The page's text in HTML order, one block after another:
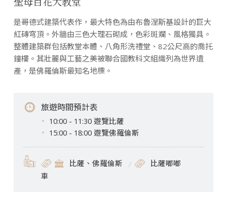
聖母百花大教堂
是哥德式建築代表作，最大特色為由布魯涅斯基設計的巨大
紅磚穹頂。外牆由三色大理石砌成，色彩斑斕、風格獨具。
整體建築群包括教堂本體、八角形洗禮堂、82公尺高的喬托
鐘樓。其壯麗與工藝之美被聯合國教科文組織列為世界遺
產，是佛羅倫斯最知名地標。
旅遊時間預計表
10:00 - 11:30 遊覽比薩
15:00 - 18:00 遊覽佛羅倫斯
比薩、佛羅倫斯
比薩嘟嘟
車